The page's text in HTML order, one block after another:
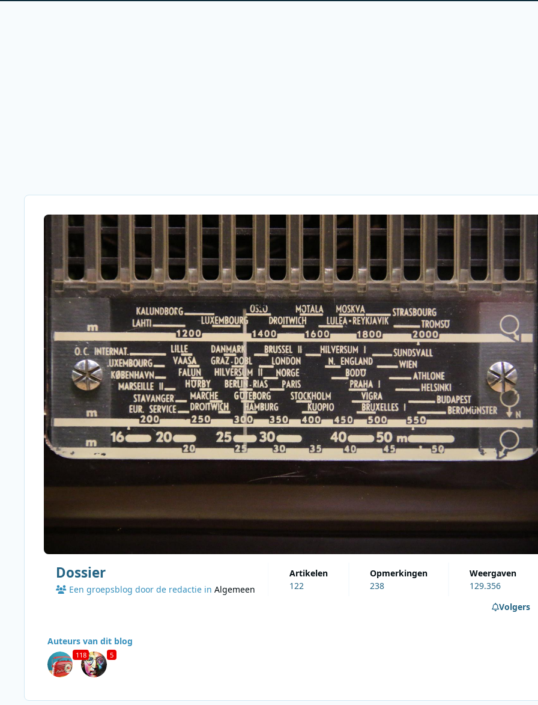
Dossier
Een groepsblog door de redactie in Algemeen
artikelen
122
opmerkingen
238
weergaven
129.356
Volgers
Auteurs van dit blog
118 5